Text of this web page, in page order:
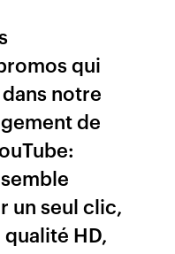
qui
notre
de
un seul clic,
HD,